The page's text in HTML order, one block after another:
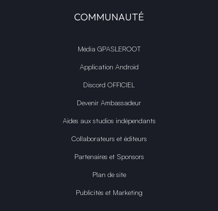
COMMUNAUTÉ
Média GPASLEROOT
Application Android
Discord OFFICIEL
Devenir Ambassadeur
Aides aux studios indépendants
Collaborateurs et éditeurs
Partenaires et Sponsors
Plan de site
Publicités et Marketing